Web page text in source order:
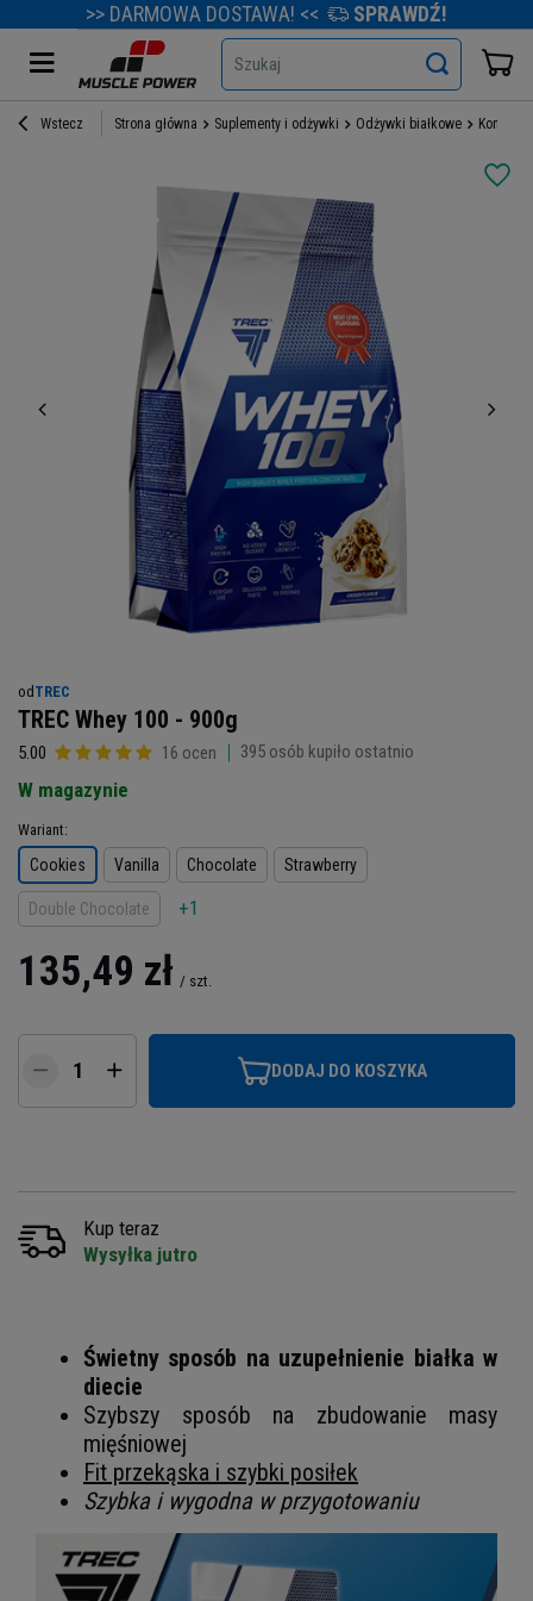
>> DARMOWA DOSTAWA! << SPRAWDŹ!
Szukaj
Wstecz Strona główna Suplementy i odżywki Odżywki białkowe
od TREC
TREC Whey 100 - 900g
5.00 16 ocen 395 osób kupiło ostatnio
W magazynie
Wariant
Cookies Vanilla Chocolate Strawberry
Double Chocolate +1
135,49 zł / szt.
DODAJ DO KOSZYKA
Kup teraz
Wysyłka jutro
Świetny sposób na uzupełnienie białka w
diecie
Szybszy sposób na zbudowanie masy
mięśniowej
Fit przekąska i szybki posiłek
Szybka i wygodna w przygotowaniu